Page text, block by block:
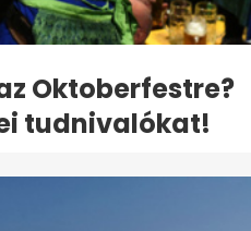
Oktoberfestre?
tudnivalókat!